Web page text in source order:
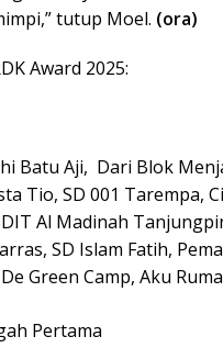
tutup Moel. (ora)
Award 2025:
Batu Aji, Dari Blok
Tio, SD 001 Tarempa,
Al Madinah
SD Islam Fatih,
Green Camp, Aku
Pertama